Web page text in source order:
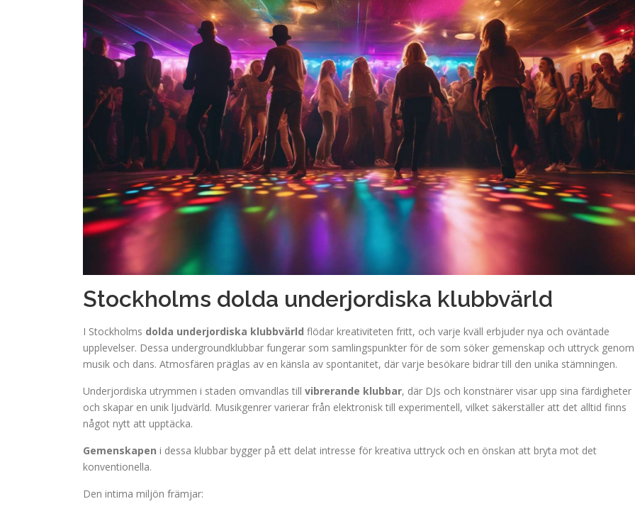
Stockholms dolda underjordiska klubbvärld
I Stockholms dolda underjordiska klubbvärld flödar kreativiteten fritt, och varje kväll erbjuder nya och oväntade
upplevelser. Dessa undergroundklubbar fungerar som samlingspunkter för de som söker gemenskap och uttryck genom
musik och dans. Atmosfären präglas av en känsla av spontanitet, där varje besökare bidrar till den unika stämningen.
Underjordiska utrymmen i staden omvandlas till vibrerande klubbar, där DJs och konstnärer visar upp sina färdigheter
och skapar en unik ljudvärld. Musikgenrer varierar från elektronisk till experimentell, vilket säkerställer att det alltid finns
något nytt att upptäcka.
Gemenskapen i dessa klubbar bygger på ett delat intresse för kreativa uttryck och en önskan att bryta mot det
konventionella.
Den intima miljön främjar: